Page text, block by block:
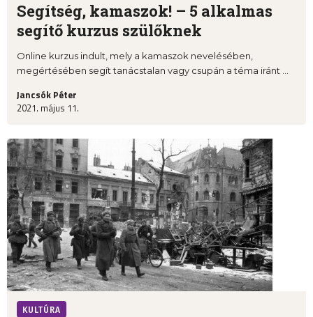
Segítség, kamaszok! – 5 alkalmas
segítő kurzus szülőknek
Online kurzus indult, mely a kamaszok nevelésében,
megértésében segít tanácstalan vagy csupán a téma iránt ...
Jancsók Péter
2021. május 11.
KULTÚRA